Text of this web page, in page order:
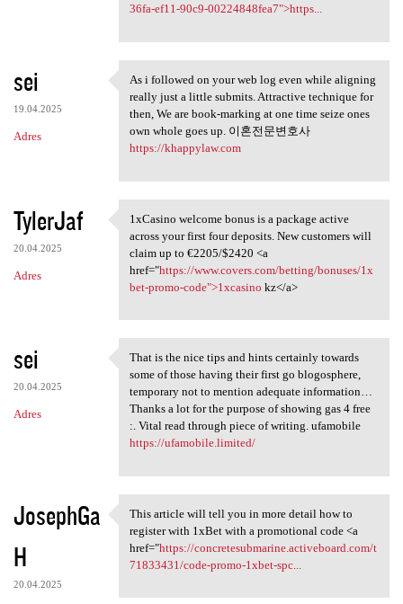
36fa-ef11-90c9-00224848fea7">https...
sei
19.04.2025
Adres
As i followed on your web log
As i followed on your web log even while aligning
really just a little submits. Attractive technique for
then, We are book-marking at one time seize ones
own whole goes up. 이혼전문변호사
https://khappylaw.com
TylerJaf
20.04.2025
Adres
1xCasino welcome bonus is a
1xCasino welcome bonus is a package active
across your first four deposits. New customers will
claim up to €2205/$2420 <a
href="https://www.covers.com/betting/bonuses/1x
bet-promo-code">1xcasino kz</a>
sei
20.04.2025
Adres
That is the nice tips and
That is the nice tips and hints certainly towards
some of those having their first go blogosphere,
temporary not to mention adequate information…
Thanks a lot for the purpose of showing gas 4 free
:. Vital read through piece of writing. ufamobile
https://ufamobile.limited/
JosephGa
H
20.04.2025
This article will tell you in
This article will tell you in more detail how to
register with 1xBet with a promotional code <a
href="https://concretesubmarine.activeboard.com/t
71833431/code-promo-1xbet-spc...